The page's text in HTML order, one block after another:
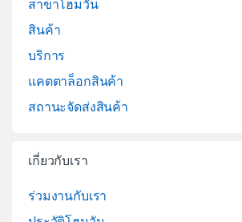
สาขาโฮมวัน
สินค้า
บริการ
แคตตาล็อกสินค้า
สถานะจัดส่งสินค้า
เกี่ยวกับเรา
ร่วมงานกับเรา